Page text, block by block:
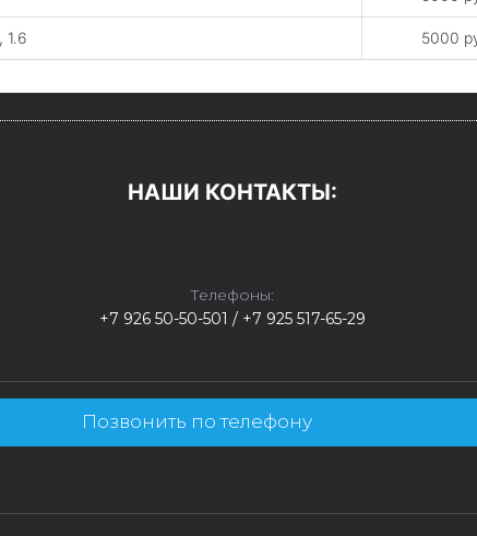
1.6 5000
НАШИ КОНТАКТЫ:
Телефоны:
+7 926 50-50-501 / +7 925 517-65-29
Позвонить по телефону